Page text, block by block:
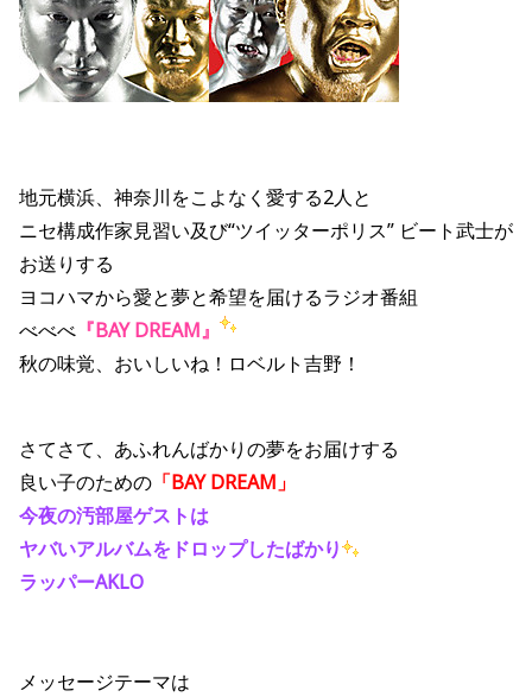
地元横浜、神奈川をこよなく愛する2人と
ニセ構成作家見習い及び“ツイッターポリス” ビート武士が
お送りする
ヨコハマから愛と夢と希望を届けるラジオ番組
べべべ 『BAY DREAM』
秋の味覚、おいしいね！ロベルト吉野！
さてさて、あふれんばかりの夢をお届けする
良い子のための 「BAY DREAM」
今夜の汚部屋ゲストは
ヤバいアルバムをドロップしたばかり
ラッパーAKLO
メッセージテーマは